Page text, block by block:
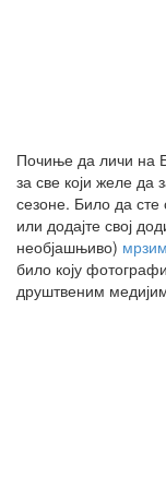
Почиње да личи на
за све који желе да
сезоне. Било да
или додајте свој
необјашњиво)
било коју
друштвеним